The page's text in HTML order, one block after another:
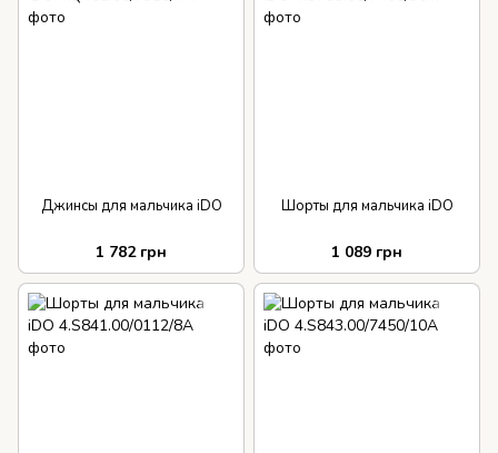
Джинсы для мальчика iDO
1 782 грн
Шорты для мальчика iDO
1 089 грн